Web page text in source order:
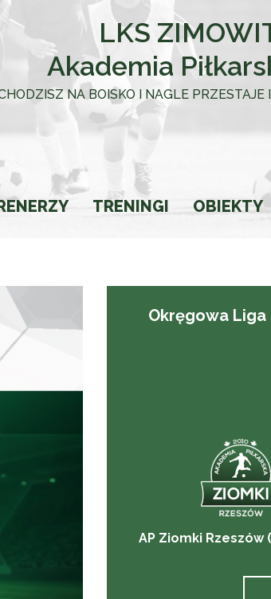
LKS
Akademia
NA BOISKO I NAGLE
TRENINGI OBIEKTY
Okręgowa Liga
AP Ziomki Rzeszów